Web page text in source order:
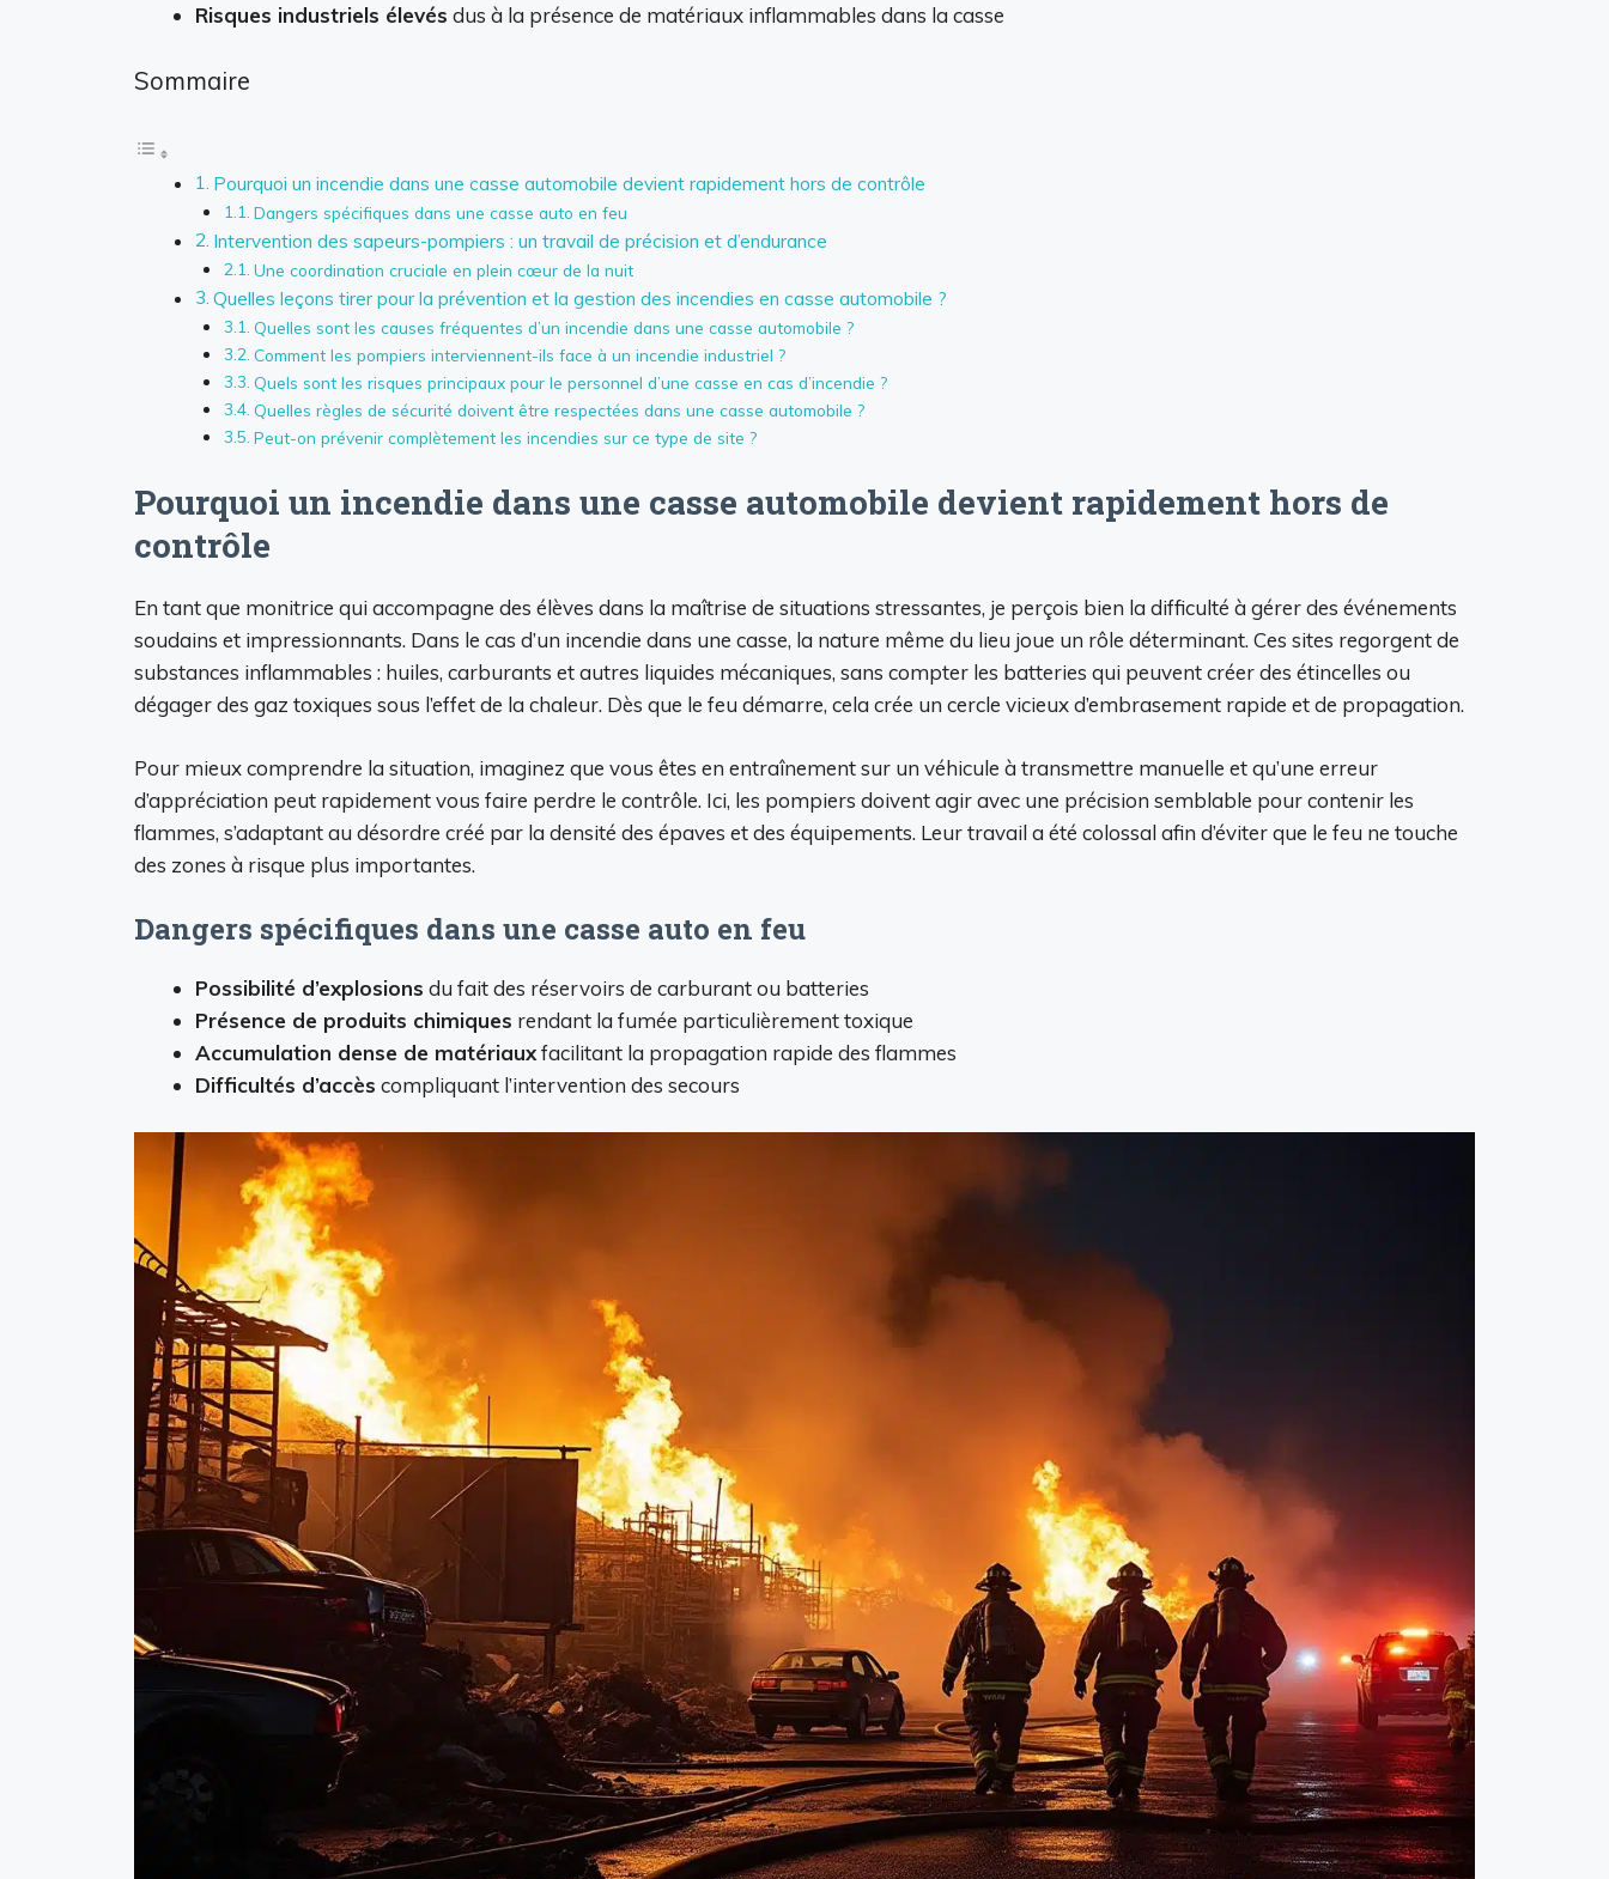
Risques industriels élevés dus à la présence de matériaux inflammables dans la casse
Sommaire
Pourquoi un incendie dans une casse automobile devient rapidement hors de contrôle
Dangers spécifiques dans une casse auto en feu
Intervention des sapeurs-pompiers : un travail de précision et d’endurance
Une coordination cruciale en plein cœur de la nuit
Quelles leçons tirer pour la prévention et la gestion des incendies en casse automobile ?
Quelles sont les causes fréquentes d’un incendie dans une casse automobile ?
Comment les pompiers interviennent-ils face à un incendie industriel ?
Quels sont les risques principaux pour le personnel d’une casse en cas d’incendie ?
Quelles règles de sécurité doivent être respectées dans une casse automobile ?
Peut-on prévenir complètement les incendies sur ce type de site ?
Pourquoi un incendie dans une casse automobile devient rapidement hors de
contrôle
En tant que monitrice qui accompagne des élèves dans la maîtrise de situations stressantes, je perçois bien la difficulté à gérer des événements
soudains et impressionnants. Dans le cas d’un incendie dans une casse, la nature même du lieu joue un rôle déterminant. Ces sites regorgent de
substances inflammables : huiles, carburants et autres liquides mécaniques, sans compter les batteries qui peuvent créer des étincelles ou
dégager des gaz toxiques sous l’effet de la chaleur. Dès que le feu démarre, cela crée un cercle vicieux d’embrasement rapide et de propagation.
Pour mieux comprendre la situation, imaginez que vous êtes en entraînement sur un véhicule à transmettre manuelle et qu’une erreur
d’appréciation peut rapidement vous faire perdre le contrôle. Ici, les pompiers doivent agir avec une précision semblable pour contenir les
flammes, s’adaptant au désordre créé par la densité des épaves et des équipements. Leur travail a été colossal afin d’éviter que le feu ne touche
des zones à risque plus importantes.
Dangers spécifiques dans une casse auto en feu
Possibilité d’explosions du fait des réservoirs de carburant ou batteries
Présence de produits chimiques rendant la fumée particulièrement toxique
Accumulation dense de matériauxfacilitant la propagation rapide des flammes
Difficultés d’accès compliquant l’intervention des secours